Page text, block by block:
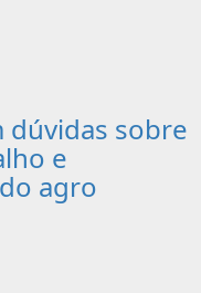
dúvidas sobre
e
agro